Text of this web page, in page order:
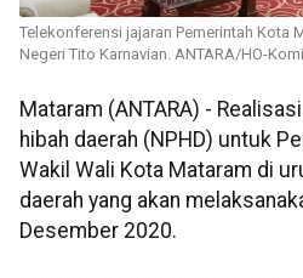
Telekonferensi jajaran Pemerintah Kota
Negeri Tito Karnavian. ANTARA/HO-
Mataram (ANTARA) -
hibah daerah (NPHD) untuk
Wakil Wali Kota Mataram di
daerah yang akan
Desember 2020.